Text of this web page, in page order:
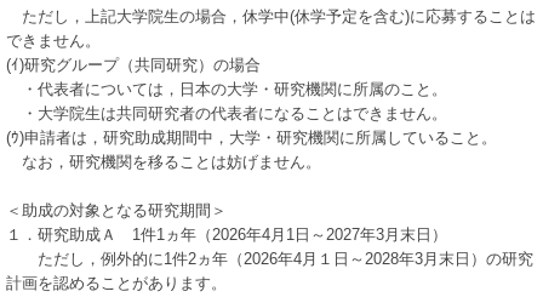
ただし，上記大学院生の場合，休学中(休学予定を含む)に応募することは
できません。
(ｲ)研究グループ（共同研究）の場合
・代表者については，日本の大学・研究機関に所属のこと。
・大学院生は共同研究者の代表者になることはできません。
(ｳ)申請者は，研究助成期間中，大学・研究機関に所属していること。
なお，研究機関を移ることは妨げません。
＜助成の対象となる研究期間＞
１．研究助成Ａ 1件1ヵ年（2026年4月1日～2027年3月末日）
ただし，例外的に1件2ヵ年（2026年4月１日～2028年3月末日）の研究
計画を認めることがあります。